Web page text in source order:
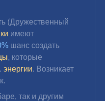
(Дружественный
имеют
шанс создать
, которые
энергии. Возникает
так и другим